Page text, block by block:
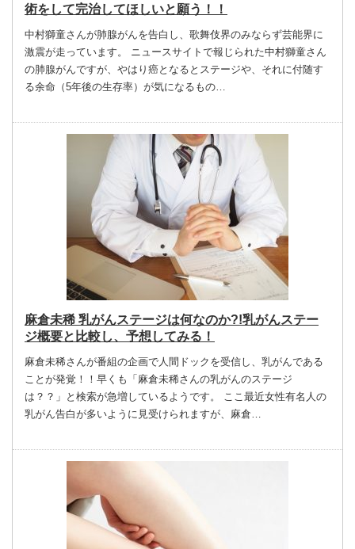
術をして完治してほしいと願う！！
中村獅童さんが肺腺がんを告白し、歌舞伎界のみならず芸能界に
激震が走っています。 ニュースサイトで報じられた中村獅童さん
の肺腺がんですが、やはり癌となるとステージや、それに付随す
る余命（5年後の生存率）が気になるもの…
麻倉未稀 乳がんステージは何なのか?!乳がんステー
ジ概要と比較し、予想してみる！
麻倉未稀さんが番組の企画で人間ドックを受信し、乳がんである
ことが発覚！！早くも「麻倉未稀さんの乳がんのステージ
は？？」と検索が急増しているようです。 ここ最近女性有名人の
乳がん告白が多いように見受けられますが、麻倉…